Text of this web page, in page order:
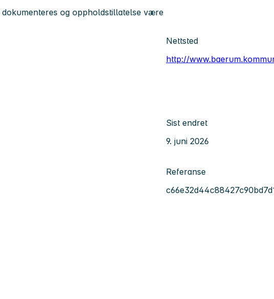
og oppholdstillatelse være
Nettsted
http://
Sist endret
9. juni 2026
Referanse